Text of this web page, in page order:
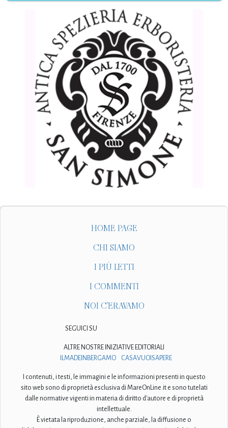
HOME PAGE
CHI SIAMO
I PIÙ LETTI
I COMMENTI
NOI C'ERAVAMO
SEGUICI SU
ALTRE NOSTRE INIZIATIVE EDITORIALI
ILMADEINBERGAMO
CASAVUOISAPERE
I contenuti, i testi, le immagini e le informazioni presenti in questo
sito web sono di proprietà esclusiva di MareOnLine.it e sono tutelati
dalle normative vigenti in materia di diritto d'autore e di proprietà
intellettuale.
È vietata la riproduzione, anche parziale, la diffusione o